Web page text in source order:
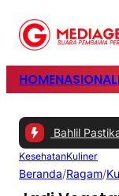
HOMENASIONAL
Bahlil Pastikan
KesehatanKuliner
Beranda/Ragam/